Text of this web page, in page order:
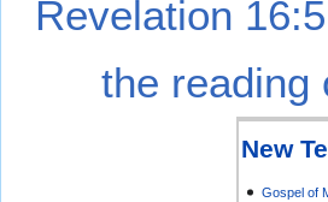
Revelation
the reading
New
Gospel of